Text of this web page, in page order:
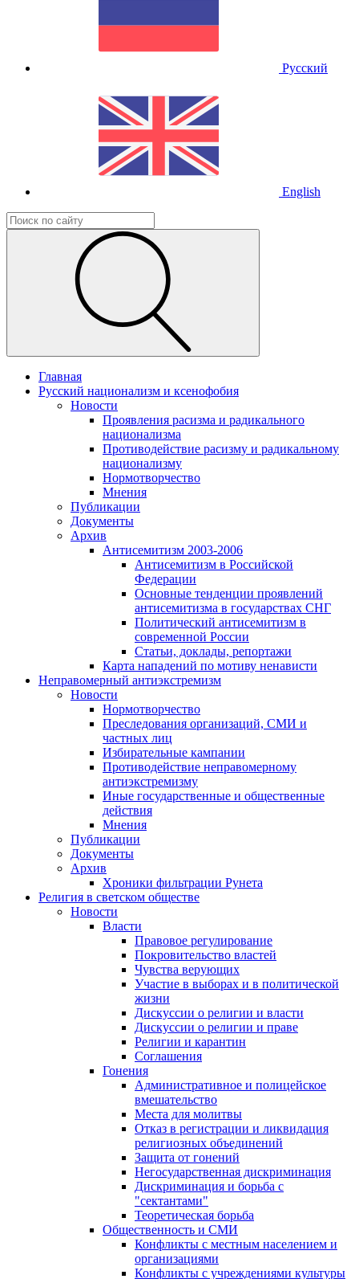
Русский
English
Главная
Русский национализм и ксенофобия
Новости
Проявления расизма и радикального
национализма
Противодействие расизму и радикальному
национализму
Нормотворчество
Мнения
Публикации
Документы
Архив
Антисемитизм 2003-2006
Антисемитизм в Российской
Федерации
Основные тенденции проявлений
антисемитизма в государствах СНГ
Политический антисемитизм в
современной России
Статьи, доклады, репортажи
Карта нападений по мотиву ненависти
Неправомерный антиэкстремизм
Новости
Нормотворчество
Преследования организаций, СМИ и
частных лиц
Избирательные кампании
Противодействие неправомерному
антиэкстремизму
Иные государственные и общественные
действия
Мнения
Публикации
Документы
Архив
Хроники фильтрации Рунета
Религия в светском обществе
Новости
Власти
Правовое регулирование
Покровительство властей
Чувства верующих
Участие в выборах и в политической
жизни
Дискуссии о религии и власти
Дискуссии о религии и праве
Религии и карантин
Соглашения
Гонения
Административное и полицейское
вмешательство
Места для молитвы
Отказ в регистрации и ликвидация
религиозных объединений
Защита от гонений
Негосударственная дискриминация
Дискриминация и борьба с
"сектантами"
Теоретическая борьба
Общественность и СМИ
Конфликты с местным населением и
организациями
Конфликты с учреждениями культуры